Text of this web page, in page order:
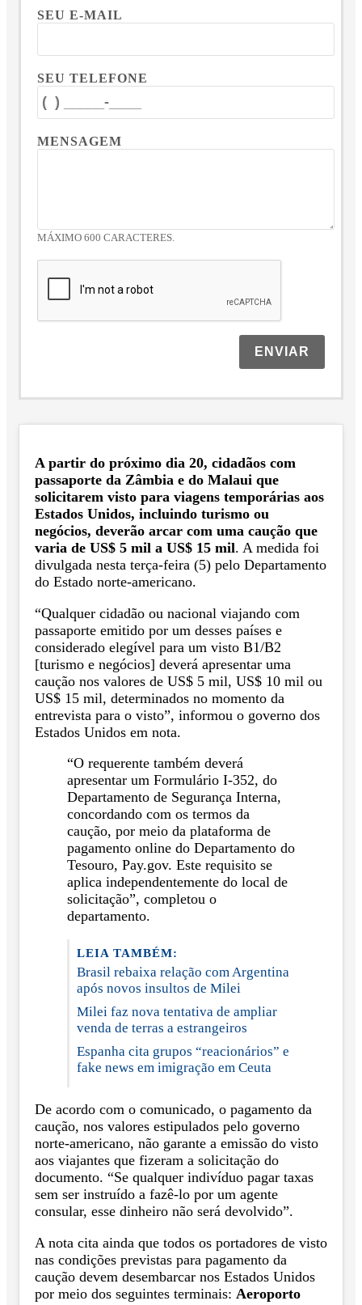
SEU E-MAIL
SEU TELEFONE
MENSAGEM
MÁXIMO 600 CARACTERES.
ENVIAR
A partir do próximo dia 20, cidadãos com
passaporte da Zâmbia e do Malaui que
solicitarem visto para viagens temporárias aos
Estados Unidos, incluindo turismo ou
negócios, deverão arcar com uma caução que
varia de US$ 5 mil a US$ 15 mil. A medida foi
divulgada nesta terça-feira (5) pelo Departamento
do Estado norte-americano.
“Qualquer cidadão ou nacional viajando com
passaporte emitido por um desses países e
considerado elegível para um visto B1/B2
[turismo e negócios] deverá apresentar uma
caução nos valores de US$ 5 mil, US$ 10 mil ou
US$ 15 mil, determinados no momento da
entrevista para o visto”, informou o governo dos
Estados Unidos em nota.
“O requerente também deverá
apresentar um Formulário I-352, do
Departamento de Segurança Interna,
concordando com os termos da
caução, por meio da plataforma de
pagamento online do Departamento do
Tesouro, Pay.gov. Este requisito se
aplica independentemente do local de
solicitação”, completou o
departamento.
LEIA TAMBÉM:
Brasil rebaixa relação com Argentina
após novos insultos de Milei
Milei faz nova tentativa de ampliar
venda de terras a estrangeiros
Espanha cita grupos “reacionários” e
fake news em imigração em Ceuta
De acordo com o comunicado, o pagamento da
caução, nos valores estipulados pelo governo
norte-americano, não garante a emissão do visto
aos viajantes que fizeram a solicitação do
documento. “Se qualquer indivíduo pagar taxas
sem ser instruído a fazê-lo por um agente
consular, esse dinheiro não será devolvido”.
A nota cita ainda que todos os portadores de visto
nas condições previstas para pagamento da
caução devem desembarcar nos Estados Unidos
por meio dos seguintes terminais: Aeroporto